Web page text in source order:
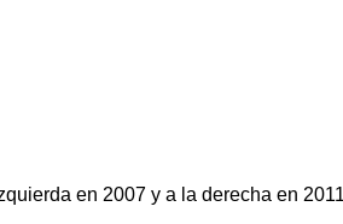
en 2007 y a la derecha en